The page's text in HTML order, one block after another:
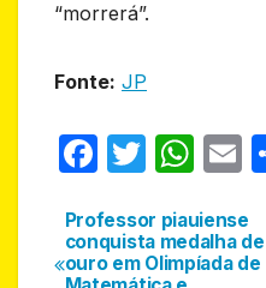
“morrerá”.
Fonte: JP
F
c
e
T
itt
er
W
at
s
E
ail
Navegação
Professor piauiense
conquista medalha de
ouro em Olimpíada de